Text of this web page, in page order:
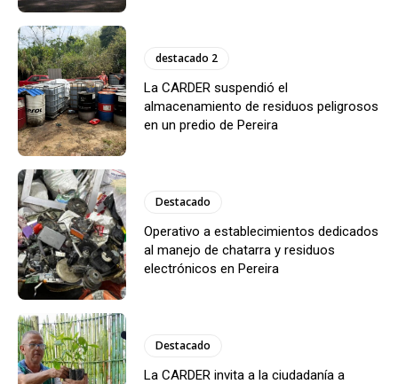
destacado 2
La CARDER suspendió el
almacenamiento de residuos peligrosos
en un predio de Pereira
Destacado
Operativo a establecimientos dedicados
al manejo de chatarra y residuos
electrónicos en Pereira
Destacado
La CARDER invita a la ciudadanía a